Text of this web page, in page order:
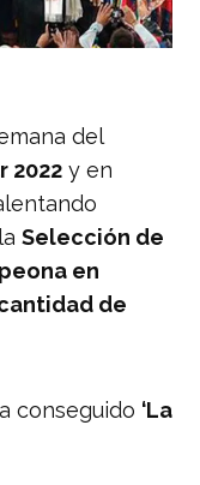
del
2022 y en
Selección de
en
de
conseguido ‘La